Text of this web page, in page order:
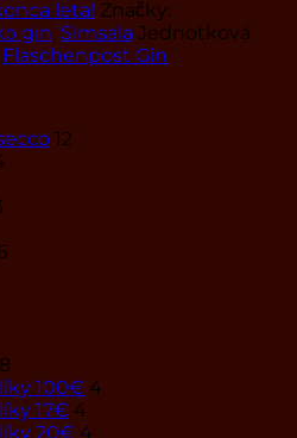
leta! Značky:
gin, Simsala Jednotková
Flaschenpost Gin
12
100€ 4
17€ 4
20€ 4